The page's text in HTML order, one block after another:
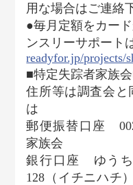
用な場合はご連絡
●毎月定額をカー
ンスリーサポート
readyfor.jp/projects/
■特定失踪者家族
住所等は調査会と
は
郵便振替口座
家族会
銀行口座 ゆう
128（イチニハチ